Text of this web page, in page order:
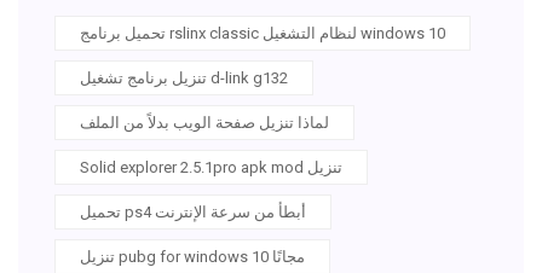
تحميل برنامج rslinx classic لنظام التشغيل windows 10
تنزيل برنامج تشغيل d-link g132
لماذا تنزيل صفحة الويب بدلاً من الملف
Solid explorer 2.5.1pro apk mod تنزيل
تحميل ps4 أبطأ من سرعة الإنترنت
تنزيل pubg for windows 10 مجانًا